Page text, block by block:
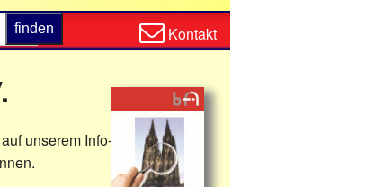
Kontaktformular
Kontakt
unserem Info-